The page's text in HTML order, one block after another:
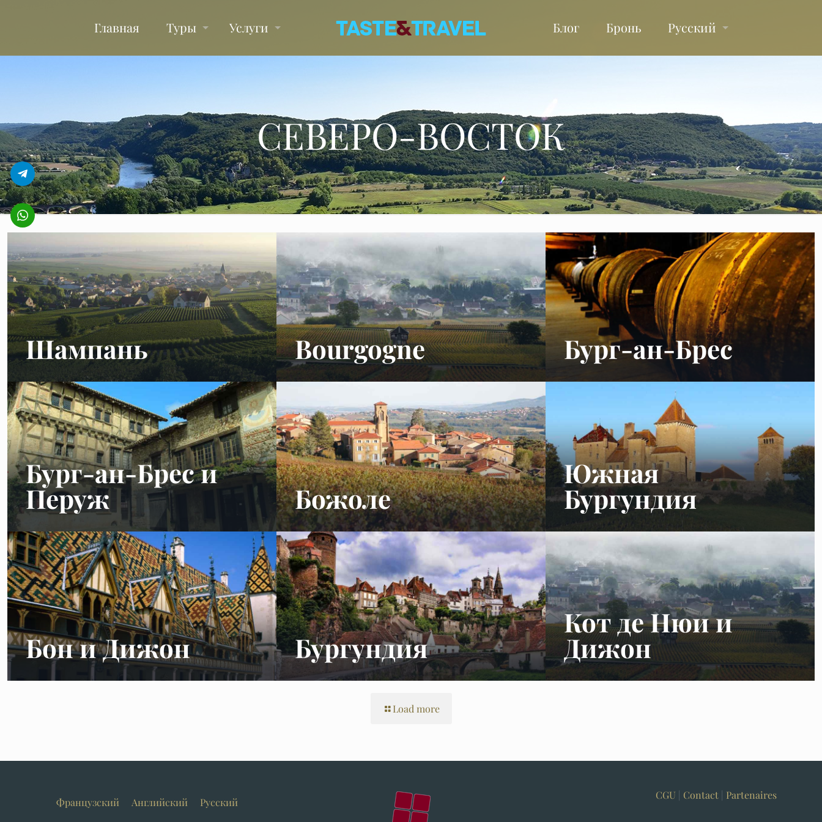
Главная Туры Услуги Блог Бронь Русский
СЕВЕРО-ВОСТОК
Шампань Bourgogne Бург-ан-Брес
Бург-ан-Брес и
Перуж Божоле
Южная
Бургундия
Бон и Дижон Бургундия
Кот де Нюи и
Дижон
Load more
Французский Английский Русский
CGU Contact| Partenaires